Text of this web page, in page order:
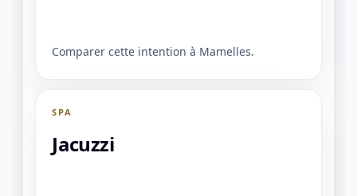
Comparer cette intention à Mamelles.
SPA
Jacuzzi